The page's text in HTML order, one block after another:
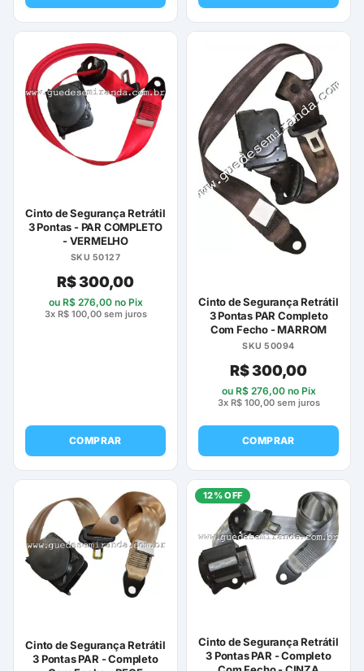
Cinto de Segurança Retrátil
3 Pontas - PAR COMPLETO
- VERMELHO
SKU 50127
R$300,00
ou R$276,00no Pix
3x R$100,00sem juros
COMPRAR
Cinto de Segurança Retrátil
3 Pontas PAR Completo
Com Fecho - MARROM
SKU 50094
R$300,00
ou R$276,00no Pix
3x R$100,00sem juros
COMPRAR
Cinto de Segurança Retrátil
3 Pontas PAR - Completo
12% OFF
Cinto de Segurança Retrátil
3 Pontas PAR - Completo